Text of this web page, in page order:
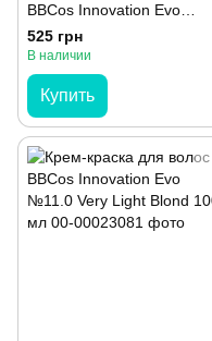
BBCos Innovation Evo
№10.32 Blond Extra Light
Honey 100 мл
525 грн
В наличии
Купить